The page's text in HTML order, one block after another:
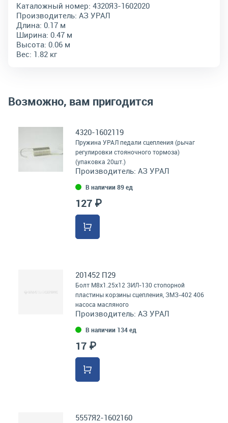
Каталожный номер: 4320Я3-1602020
Производитель: АЗ УРАЛ
Длина: 0.17 м
Ширина: 0.47 м
Высота: 0.06 м
Вес: 1.82 кг
Возможно, вам пригодится
4320-1602119
Пружина УРАЛ педали сцепления (рычаг
регулировки стояночного тормоза)
(упаковка 20шт.)
Производитель: АЗ УРАЛ
В наличии 89 ед
127 ₽
201452 П29
Болт М8х1.25х12 ЗИЛ-130 стопорной
пластины корзины сцепления, ЗМЗ-402 406
насоса масляного
Производитель: АЗ УРАЛ
В наличии 134 ед
17 ₽
5557Я2-1602160